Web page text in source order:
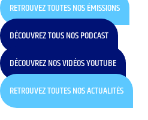
RETROUVEZ TOUTES NOS ÉMISSIONS
DÉCOUVREZ TOUS NOS PODCAST
DÉCOUVREZ NOS VIDÉOS YOUTUBE
RETROUVEZ TOUTES NOS ACTUALITÉS